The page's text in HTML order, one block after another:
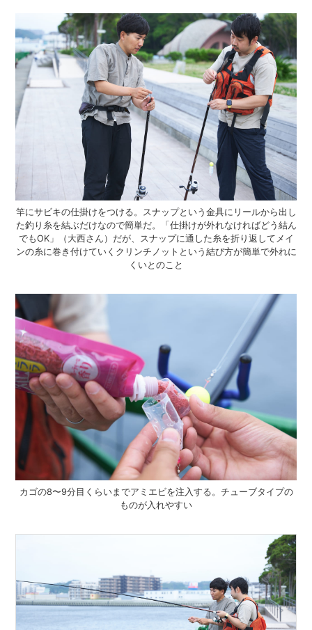
竿にサビキの仕掛けをつける。スナップという金具にリールから出し
た釣り糸を結ぶだけなので簡単だ。「仕掛けが外れなければどう結ん
でもOK」（大西さん）だが、スナップに通した糸を折り返してメイ
ンの糸に巻き付けていくクリンチノットという結び方が簡単で外れに
くいとのこと
カゴの8〜9分目くらいまでアミエビを注入する。チューブタイプの
ものが入れやすい